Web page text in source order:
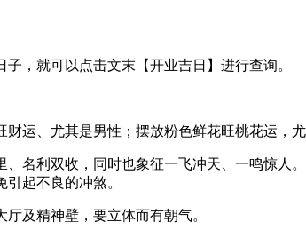
，就可以点击文末【开业吉日】进行查询。
运、尤其是男性；摆放粉色鲜花旺桃花运，尤
名利双收，同时也象征一飞冲天、一鸣惊
起不良的冲煞。
及精神壁，要立体而有朝气。